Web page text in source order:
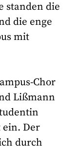
standen die
die enge
mit
Chor
Lißmann
ein. Der
durch